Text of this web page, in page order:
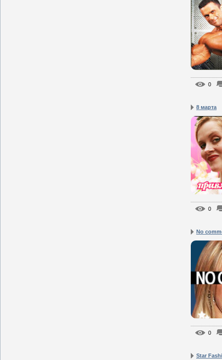
0
8 марта
0
No
0
Star